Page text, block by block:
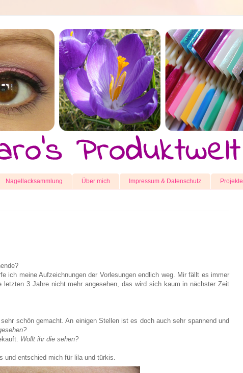
Nagellacksammlung Über mich Impressum & Datenschutz Projekte
ich meine Aufzeichnungen der Vorlesungen endlich weg. Mir fällt es immer
3 Jahre nicht mehr angesehen, das wird sich kaum in nächster Zeit
schön gemacht. An einigen Stellen ist es doch auch sehr spannend und
Wollt ihr die sehen?
und entschied mich für lila und türkis.